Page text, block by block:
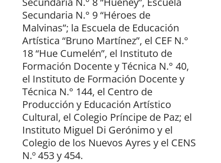
Secundaria N.° 9 “Héroes de
Malvinas”; la Escuela de Educación
Artística “Bruno Martínez”, el CEF N.°
18 “Hue Cumelén”, el Instituto de
Formación Docente y Técnica N.° 40,
el Instituto de Formación Docente y
Técnica N.° 144, el Centro de
Producción y Educación Artístico
Cultural, el Colegio Príncipe de Paz; el
Instituto Miguel Di Gerónimo y el
Colegio de los Nuevos Ayres y el CENS
N.º 453 y 454.